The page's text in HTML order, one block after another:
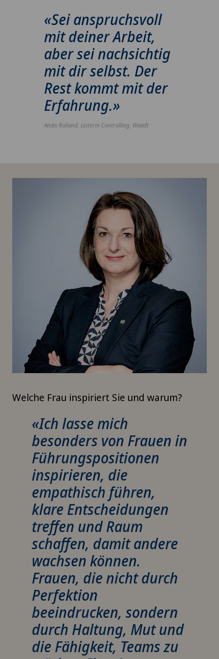
«Sei anspruchsvoll
mit deiner Arbeit,
aber sei nachsichtig
mit dir selbst. Der
Rest kommt mit der
Erfahrung.»
Anaïs Rolland, Leiterin Controlling, Waadt
Welche Frau inspiriert Sie und warum?
«Ich lasse mich
besonders von Frauen in
Führungspositionen
inspirieren, die
empathisch führen,
klare Entscheidungen
treffen und Raum
schaffen, damit andere
wachsen können.
Frauen, die nicht durch
Perfektion
beeindrucken, sondern
durch Haltung, Mut und
die Fähigkeit, Teams zu